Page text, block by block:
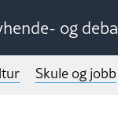
og
Skule og jobb